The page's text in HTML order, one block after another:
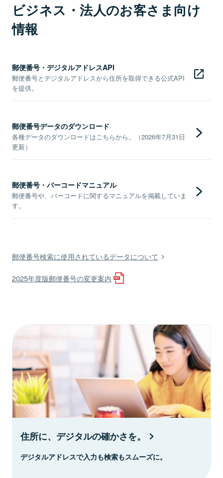
ビジネス・法人のお客さま向け
情報
郵便番号・デジタルアドレスAPI
郵便番号とデジタルアドレスから住所を取得できる公式API
を提供。
郵便番号データのダウンロード
各種データのダウンロードはこちらから。（2026年7月31日
更新）
郵便番号・バーコードマニュアル
郵便番号や、バーコードに関するマニュアルを掲載していま
す。
郵便番号検索に使用されているデータについて
2025年度版郵便番号の変更案内
住所に、デジタルの確かさを。
デジタルアドレスで入力も検索もスムーズに。